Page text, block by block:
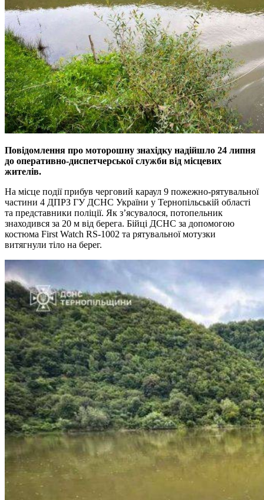
Повідомлення про моторошну знахідку надійшло 24 липня
до оперативно-диспетчерської служби від місцевих
жителів.
На місце події прибув черговий караул 9 пожежно-рятувальної
частини 4 ДПРЗ ГУ ДСНС України у Тернопільській області
та представники поліції. Як з’ясувалося, потопельник
знаходився за 20 м від берега. Бійці ДСНС за допомогою
костюма First Watch RS-1002 та рятувальної мотузки
витягнули тіло на берег.